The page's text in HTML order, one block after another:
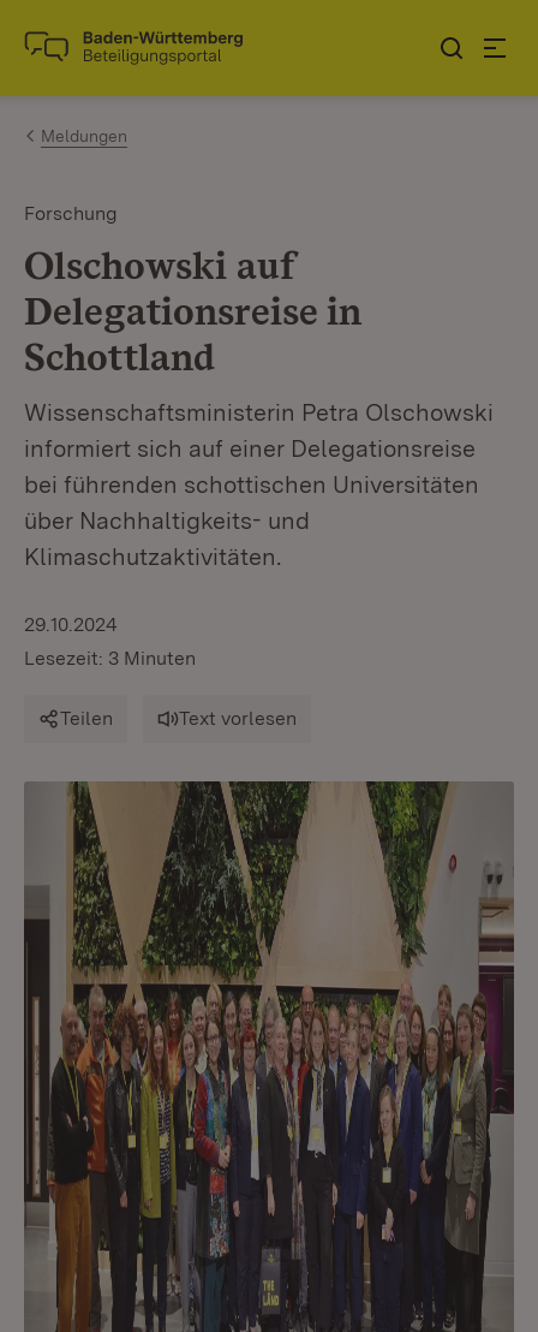
Zum Inhalt springen
Link zur Startseite
Meldungen
Forschung
Olschowski auf
Delegationsreise in
Schottland
Wissenschaftsministerin Petra Olschowski
informiert sich auf einer Delegationsreise
bei führenden schottischen Universitäten
über Nachhaltigkeits- und
Klimaschutzaktivitäten.
29.10.2024
Lesezeit: 3 Minuten
Teilen Text vorlesen